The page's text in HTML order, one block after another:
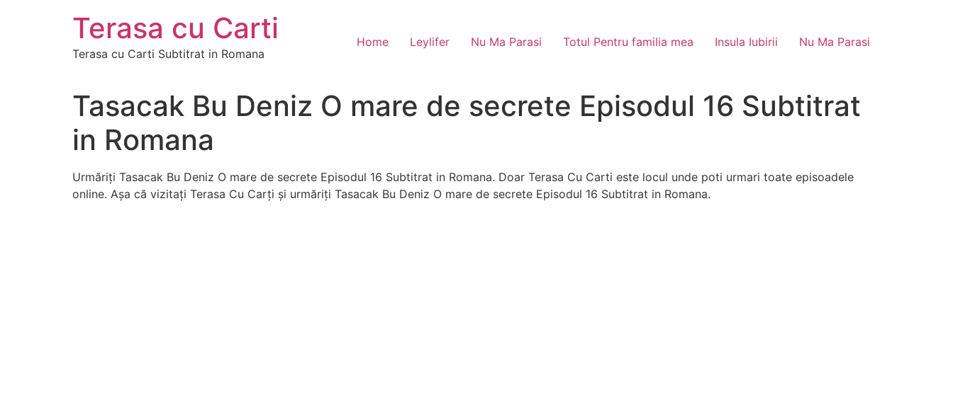
Terasa cu Carti
Terasa cu Carti Subtitrat in Romana
Home Leylifer Nu Ma Parasi Totul Pentru familia mea Insula Iubirii Nu Ma Parasi
Tasacak Bu Deniz O mare de secrete Episodul 16 Subtitrat
in Romana
Urmăriți Tasacak Bu Deniz O mare de secrete Episodul 16 Subtitrat in Romana. Doar Terasa Cu Carti este locul unde poti urmari toate episoadele
online. Așa că vizitați Terasa Cu Carți și urmăriți Tasacak Bu Deniz O mare de secrete Episodul 16 Subtitrat in Romana.